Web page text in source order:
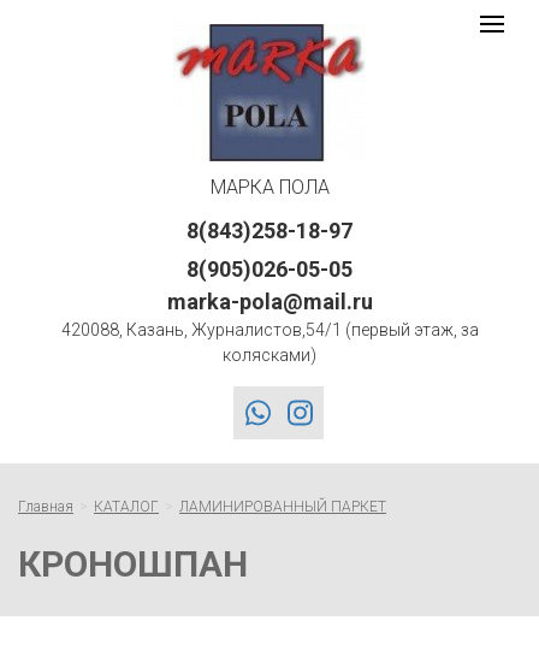
Марка
Пола
logo
МАРКА ПОЛА
8(843)258-18-97
8(905)026-05-05
marka-pola@mail.ru
420088, Казань, Журналистов,54/1 (первый этаж, за
колясками)
whatsappinstagram
Toggle
Главная КАТАЛОГ ЛАМИНИРОВАННЫЙ ПАРКЕТ
КРОНОШПАН